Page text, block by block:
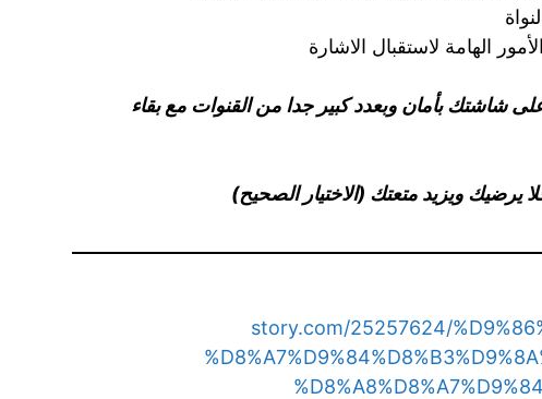
شاشتك بأمان وبعدد كبير جدا من القنوات مع بقاء
يرضيك ويزيد متعتك (الاختيار الصحيح)
story.com/25257624/